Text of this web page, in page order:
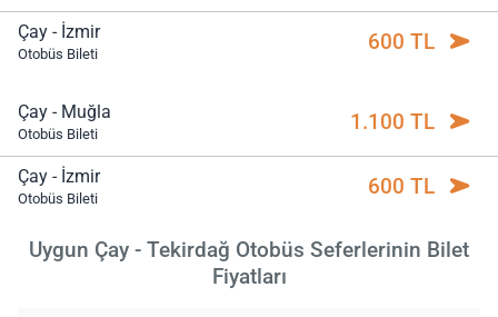
Çay - İzmir
Otobüs Bileti 600 TL
Çay - Muğla
Otobüs Bileti 1.100 TL
Çay - İzmir
Otobüs Bileti 600 TL
Uygun Çay - Tekirdağ Otobüs Seferlerinin Bilet
Fiyatları